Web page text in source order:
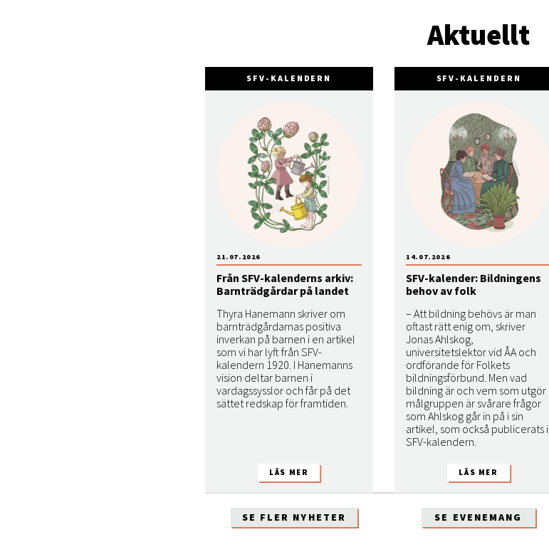
Aktuellt
SFV-KALENDERN
Från SFV-kalenderns arkiv:
Barnträdgårdar på landet
Thyra Hanemann skriver om
barnträdgårdarnas positiva
inverkan på barnen i en artikel
som vi har lyft från SFV-
kalendern 1920. I Hanemanns
vision deltar barnen i
vardagssysslor och får på det
sättet redskap för framtiden.
21.07.2026
SFV-KALENDERN
SFV-kalender: Bildningens
behov av folk
– Att bildning behövs är man
oftast rätt enig om, skriver
Jonas Ahlskog,
universitetslektor vid ÅA och
ordförande för Folkets
bildningsförbund. Men vad
bildning är och vem som utgör
målgruppen är svårare frågor
som Ahlskog går in på i sin
artikel, som också publicerats i
SFV-kalendern.
14.07.2026
SE FLER NYHETER SE EVENEMANG